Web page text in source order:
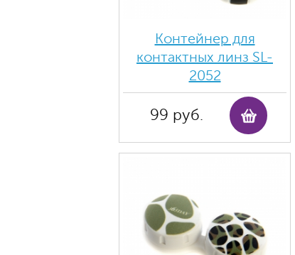
Контейнер для
контактных линз SL-
2052
99 руб.